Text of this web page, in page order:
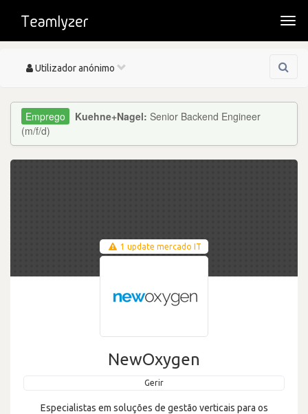
Toggle
Utilizador anónimo
Kuehne+Nagel: Senior Backend Engineer
(m/f/d)
1 update mercado IT
NewOxygen
Gerir
Especialistas em soluções de gestão verticais para os